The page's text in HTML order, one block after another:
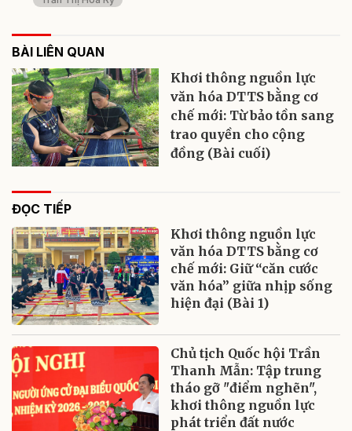
BÀI LIÊN QUAN
Khơi thông nguồn lực
văn hóa DTTS bằng cơ
chế mới: Từ bảo tồn sang
trao quyền cho cộng
đồng (Bài cuối)
ĐỌC TIẾP
Khơi thông nguồn lực
văn hóa DTTS bằng cơ
chế mới: Giữ “căn cước
văn hóa” giữa nhịp sống
hiện đại (Bài 1)
Chủ tịch Quốc hội Trần
Thanh Mẫn: Tập trung
tháo gỡ "điểm nghẽn",
khơi thông nguồn lực
phát triển đất nước